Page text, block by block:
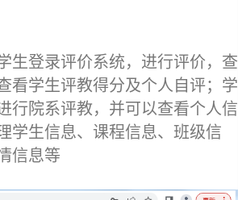
生登录评价系统，进行评价，查
看学生评教得分及个人自评；学
行院系评教，并可以查看个人信
学生信息、课程信息、班级信
信息等